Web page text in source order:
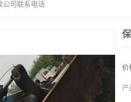
公司联系电话
价
产